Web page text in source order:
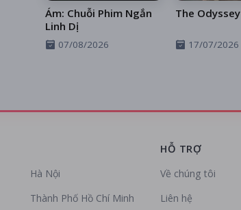
Ám: Chuỗi Phim Ngắn
Linh Dị
07/08/2026
The Odyssey
17/07/2026
Hà Nội
Thành Phố Hồ Chí Minh
HỖ TRỢ
Về chúng tôi
Liên hệ